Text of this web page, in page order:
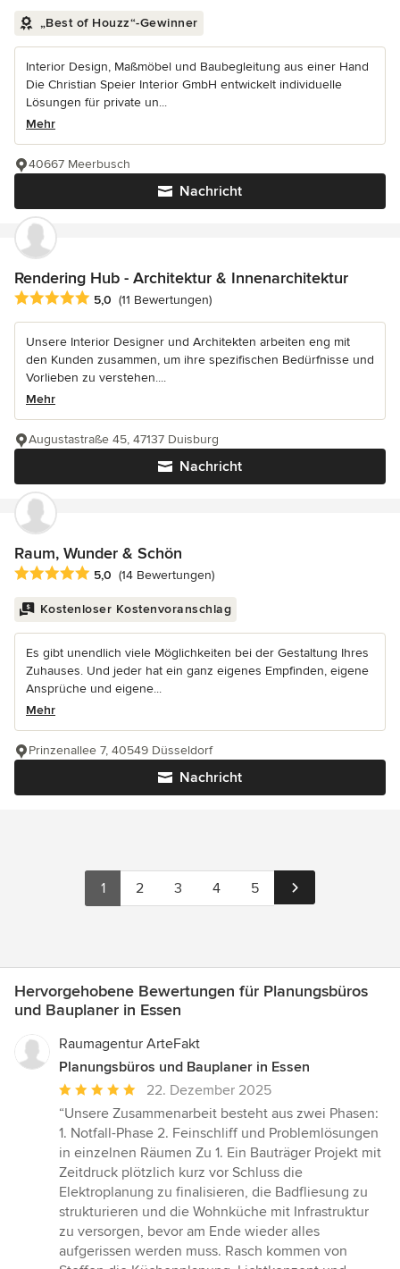
„Best of Houzz“-Gewinner
Interior Design, Maßmöbel und Baubegleitung aus einer Hand
Die Christian Speier Interior GmbH entwickelt individuelle
Lösungen für private un...
Mehr
Nachricht
40667 Meerbusch
Rendering Hub - Architektur & Innenarchitektur
Durchschnittliche Bewertung: 5 von 5 Sternen
5,0 (11 Bewertungen)
Unsere Interior Designer und Architekten arbeiten eng mit
den Kunden zusammen, um ihre spezifischen Bedürfnisse und
Vorlieben zu verstehen....
Mehr
Nachricht
Augustastraße 45, 47137 Duisburg
Raum, Wunder & Schön
Durchschnittliche Bewertung: 5 von 5 Sternen
5,0 (14 Bewertungen)
Kostenloser Kostenvoranschlag
Es gibt unendlich viele Möglichkeiten bei der Gestaltung Ihres
Zuhauses. Und jeder hat ein ganz eigenes Empfinden, eigene
Ansprüche und eigene...
Mehr
Nachricht
Prinzenallee 7, 40549 Düsseldorf
1 2 3 4 5
Hervorgehobene Bewertungen für Planungsbüros
und Bauplaner in Essen
Raumagentur ArteFakt
Planungsbüros und Bauplaner in Essen
Durchschnittliche
Bewertung:
5
von
5
Sternen
22. Dezember 2025
“Unsere Zusammenarbeit besteht aus zwei Phasen:
1. Notfall-Phase 2. Feinschliff und Problemlösungen
in einzelnen Räumen Zu 1. Ein Bauträger Projekt mit
Zeitdruck plötzlich kurz vor Schluss die
Elektroplanung zu finalisieren, die Badfliesung zu
strukturieren und die Wohnküche mit Infrastruktur
zu versorgen, bevor am Ende wieder alles
aufgerissen werden muss. Rasch kommen von